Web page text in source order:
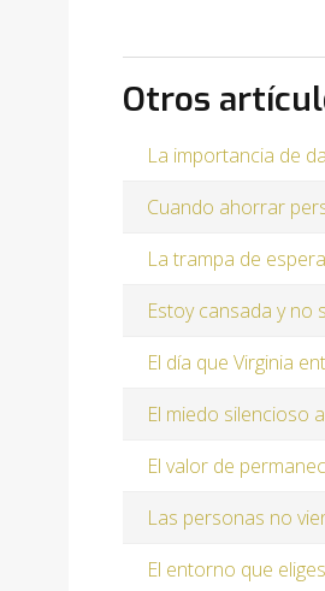
Otros
La importancia de
Cuando ahorrar
La trampa de
Estoy cansada y no
El día que Virginia
El miedo silencioso
El valor de
Las personas no
El entorno que